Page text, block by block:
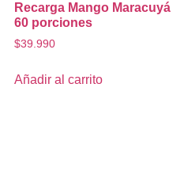
Recarga Mango Maracuyá
60 porciones
$39.990
Añadir al carrito